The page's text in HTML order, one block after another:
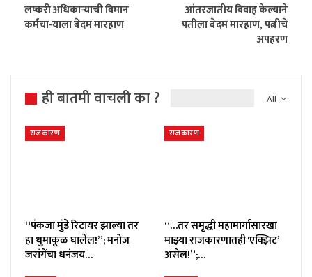
लष्करी अधिकाऱ्याची विमान
कर्मचा-याला बेदम मारहाण
आंतरजातीय विवाह केल्याने
पतीला बेदम मारहाण, पत्नीचे
अपहरण
All
ही बातमी वाचली का ?
राजकारण
“पंकजा मुंडे रिटायर झाल्या तर
हा धुमाकूळ घालेल!”; मनोज
जरांगेंचा धनंजय…
राजकारण
“…तर समृद्धी महामार्गासारखा
माझ्या राजकारणातही ‘एक्झिट’
असेल!”;…